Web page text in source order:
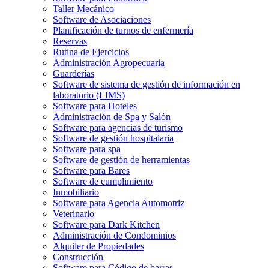
Taller Mecánico
Software de Asociaciones
Planificación de turnos de enfermería
Reservas
Rutina de Ejercicios
Administración Agropecuaria
Guarderías
Software de sistema de gestión de información en
laboratorio (LIMS)
Software para Hoteles
Administración de Spa y Salón
Software para agencias de turismo
Software de gestión hospitalaria
Software para spa
Software de gestión de herramientas
Software para Bares
Software de cumplimiento
Inmobiliario
Software para Agencia Automotriz
Veterinario
Software para Dark Kitchen
Administración de Condominios
Alquiler de Propiedades
Construcción